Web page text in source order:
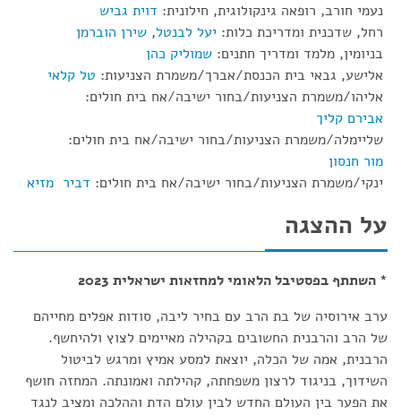
נעמי חורב, רופאה גינקולוגית, חילונית: דוית גביש
רחל, שדכנית ומדריכת כלות: יעל לבנטל, שירן הוברמן
בניומין, מלמד ומדריך חתנים: שמוליק כהן
אלישע, גבאי בית הכנסת/אברך/משמרת הצניעות: טל קלאי
אליהו/משמרת הצניעות/בחור ישיבה/אח בית חולים:
אבירם קליך
שליימלה/משמרת הצניעות/בחור ישיבה/אח בית חולים:
מור חנסון
ינקי/משמרת הצניעות/בחור ישיבה/אח בית חולים: דביר מזיא
על ההצגה
* השתתף בפסטיבל הלאומי למחזאות ישראלית 2023
ערב אירוסיה של בת הרב עם בחיר ליבה, סודות אפלים מחייהם
של הרב והרבנית החשובים בקהילה מאיימים לצוץ ולהיחשף.
הרבנית, אמה של הכלה, יוצאת למסע אמיץ ומרגש לביטול
השידוך, בניגוד לרצון משפחתה, קהילתה ואמונתה. המחזה חושף
את הפער בין העולם החדש לבין עולם הדת וההלכה ומציב לנגד